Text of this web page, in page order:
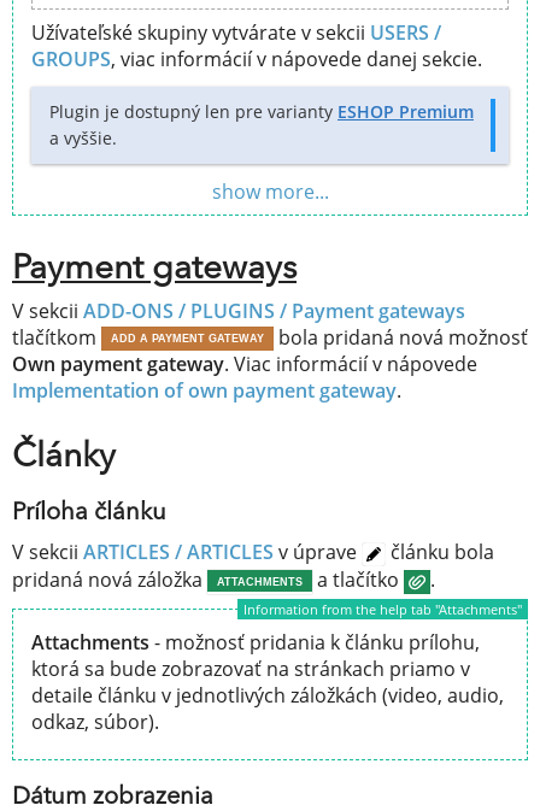
Užívateľské skupiny vytvárate v sekcii USERS /
GROUPS, viac informácií v nápovede danej sekcie.
Plugin je dostupný len pre varianty ESHOP Premium
a vyššie.
show more...
Payment gateways
V sekcii ADD-ONS / PLUGINS / Payment gateways
tlačítkom
ADD A PAYMENT GATEWAY
bola pridaná nová možnosť
Own payment gateway. Viac informácií v nápovede
Implementation of own payment gateway.
Články
Príloha článku
V sekcii ARTICLES / ARTICLES v úprave
článku bola
pridaná nová záložka
ATTACHMENTS a tlačítko .
Information from the help tab "Attachments"
Attachments - možnosť pridania k článku prílohu,
ktorá sa bude zobrazovať na stránkach priamo v
detaile článku v jednotlivých záložkách (video, audio,
odkaz, súbor).
Dátum zobrazenia